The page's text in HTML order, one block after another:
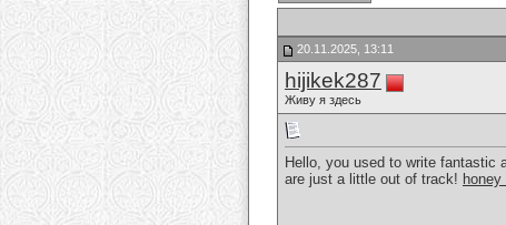
20.11.2025, 13:11
hijikek287
Живу я здесь
Hello, you used to write
are just a little out of track!